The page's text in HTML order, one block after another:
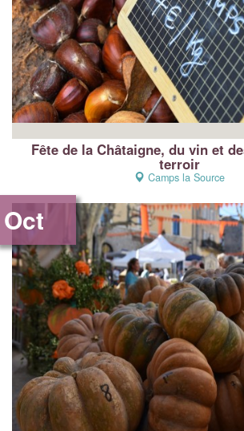
Fête de la Châtaigne, du vin et
terroir
Camps la Source
Oct